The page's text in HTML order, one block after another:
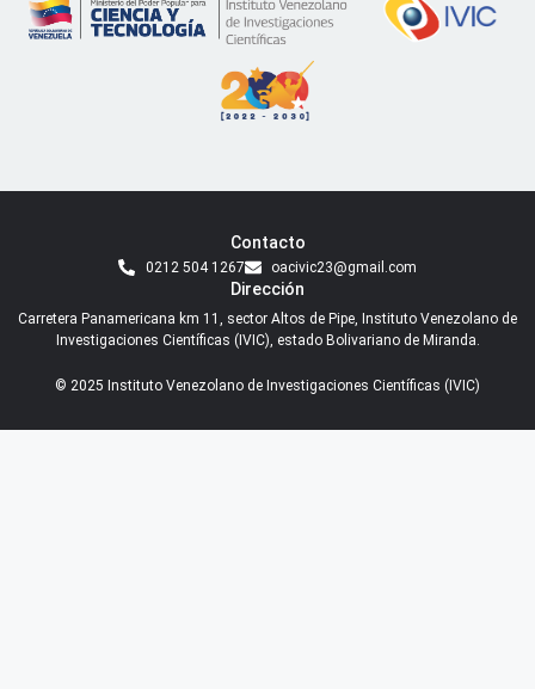
Contacto
0212 504 1267 oacivic23@gmail.com
Dirección
Carretera Panamericana km 11, sector Altos de Pipe, Instituto Venezolano de
Investigaciones Científicas (IVIC), estado Bolivariano de Miranda.
© 2025 Instituto Venezolano de Investigaciones Científicas (IVIC)